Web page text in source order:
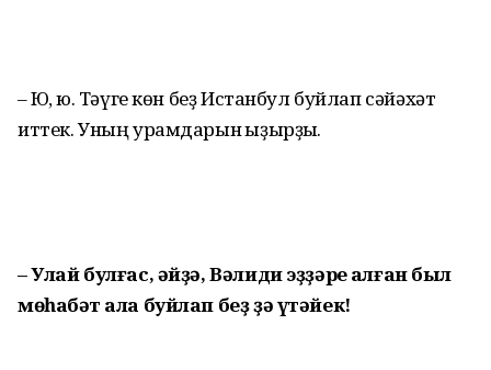
– Юҡ, юҡ. Тәүге көн беҙ Истанбул буйлап сәйәхәт
иттек. Уның урамдарын ҡыҙырҙыҡ.
– Улай булғас, әйҙә, Вәлиди эҙҙәре ҡалған был
мөһабәт ҡала буйлап беҙ ҙә үтәйек!